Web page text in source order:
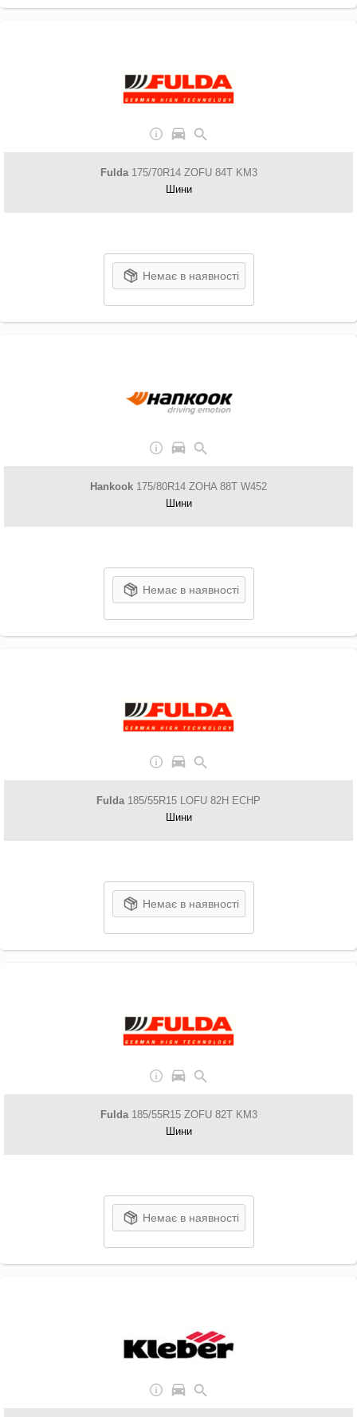
Fulda175/70R14 ZOFU 84T KM3
Шини
Немає в наявності
Hankook 175/80R14 ZOHA 88T W452
Шини
Немає в наявності
Fulda185/55R15 LOFU 82H ECHP
Шини
Немає в наявності
Fulda185/55R15 ZOFU 82T KM3
Шини
Немає в наявності